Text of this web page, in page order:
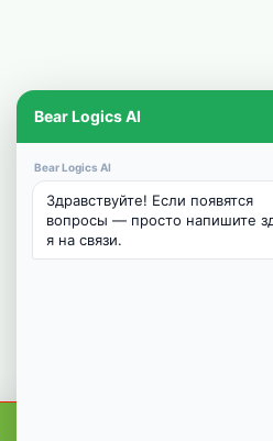
Bear Logics AI
Bear Logics AI
Здравствуйте! Если появятся
вопросы — просто напишите
я на связи.